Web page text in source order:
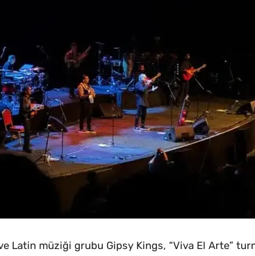
Latin müziği grubu Gipsy Kings, “Viva El Arte”